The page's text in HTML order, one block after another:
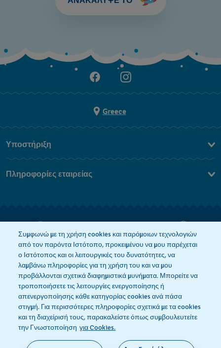
Greece
Υποστήριξη
Συχνές ερωτήσεις
Όροι Πώλησης
Κάνε κλικ εδώ για υπαναχώρηση
Πληροφορίες εταιρείας
Πολιτική Απορρήτου Πολιτική Cookies
Όροι Χρήσης
Συμφωνώ με τη χρήση cookies και παρόμοιων τεχνολογιών
από τον παρόντα Ιστότοπο, προκειμένου να μου παρέχεται
ο Ιστότοπος και οι λειτουργικές του δυνατότητες, να
λαμβάνω πληροφορίες για τη χρήση του και να μου
προβάλλονται σχετικά διαφημιστικά μυνήματα. Μπορείτε να
τροποποιήσετε τις λειτουργίες ενεργοποίησης ή
απενεργοποίησης κάθε κατηγορίας cookies ανά πάσα
στιγμή. Για περισσότερες πληροφορίες σχετικά με τα cookies
και τη διαχείρισή τους, παρακαλείστε όπως συμβουλευτείτε
την Γνωστοποίηση για Cookies.